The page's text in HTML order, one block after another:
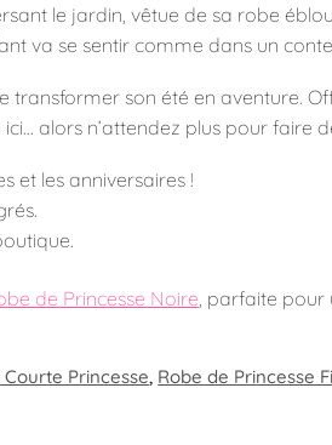
le jardin, vêtue de sa robe
va se sentir comme dans un
transformer son été en aventure.
alors n’attendez plus pour faire
et les anniversaires !
de Princesse Noire , parfaite
Courte Princesse, Robe de Princesse